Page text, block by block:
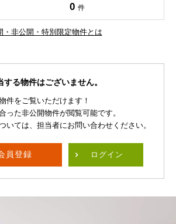
0 件
・非公開・特別限定物件とは
する物件はございません。
件をご覧いただけます！
った非公開物件が閲覧可能です。
いては、担当者にお問い合わせください。
員登録 ログイン